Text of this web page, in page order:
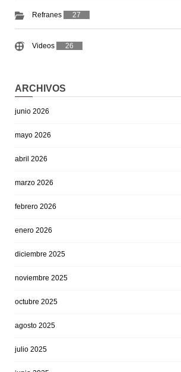
Refranes 27
Videos 26
ARCHIVOS
junio 2026
mayo 2026
abril 2026
marzo 2026
febrero 2026
enero 2026
diciembre 2025
noviembre 2025
octubre 2025
agosto 2025
julio 2025